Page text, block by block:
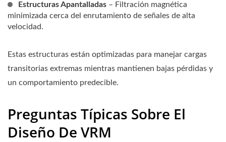
Estructuras Apantalladas – Filtración magnética
minimizada cerca del enrutamiento de señales de alta
velocidad.
Estas estructuras están optimizadas para manejar cargas
transitorias extremas mientras mantienen bajas pérdidas y
un comportamiento predecible.
Preguntas Típicas Sobre El
Diseño De VRM